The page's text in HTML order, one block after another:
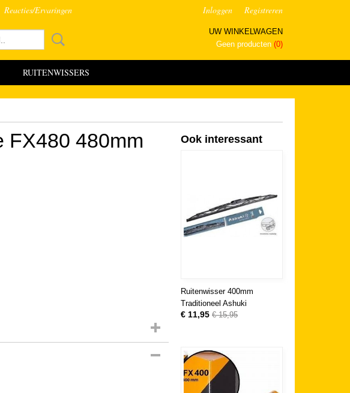
Reacties/Ervaringen Inloggen Registreren
UW WINKELWAGEN
Geen producten (0)
RUITENWISSERS
FX480 480mm
Ook interessant
Ruitenwisser 400mm
Traditioneel Ashuki
€ 11,95 € 15,95